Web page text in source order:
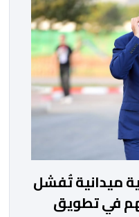
ميدانية تُفشل
في تطويق